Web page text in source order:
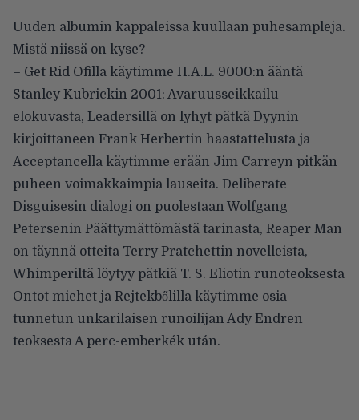
Uuden albumin kappaleissa kuullaan puhesampleja.
Mistä niissä on kyse?
– Get Rid Ofilla käytimme H.A.L. 9000:n ääntä
Stanley Kubrickin 2001: Avaruusseikkailu -
elokuvasta, Leadersillä on lyhyt pätkä Dyynin
kirjoittaneen Frank Herbertin haastattelusta ja
Acceptancella käytimme erään Jim Carreyn pitkän
puheen voimakkaimpia lauseita. Deliberate
Disguisesin dialogi on puolestaan Wolfgang
Petersenin Päättymättömästä tarinasta, Reaper Man
on täynnä otteita Terry Pratchettin novelleista,
Whimperiltä löytyy pätkiä T. S. Eliotin runoteoksesta
Ontot miehet ja Rejtekbőlilla käytimme osia
tunnetun unkarilaisen runoilijan Ady Endren
teoksesta A perc-emberkék után.